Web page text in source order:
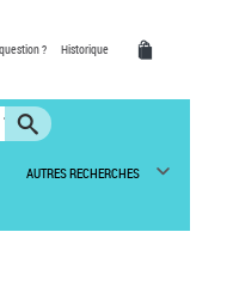
? Historique
AUTRES RECHERCHES